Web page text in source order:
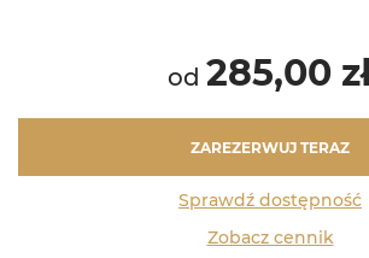
od 285,00
ZAREZERWUJ TERAZ
Sprawdź dostępność
Zobacz cennik